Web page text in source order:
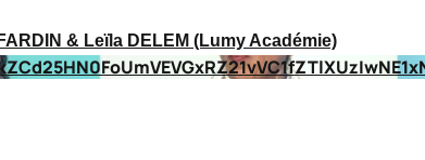
& Leïla DELEM (Lumy Académie)